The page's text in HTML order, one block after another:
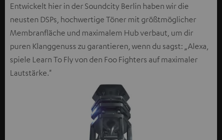
Entwickelt hier in der Soundcity Berlin haben wir die
neusten DSPs, hochwertige Töner mit größtmöglicher
Membranfläche und maximalem Hub verbaut, um dir
puren Klanggenuss zu garantieren, wenn du sagst: „Alexa,
spiele Learn To Fly von den Foo Fighters auf maximaler
Lautstärke."